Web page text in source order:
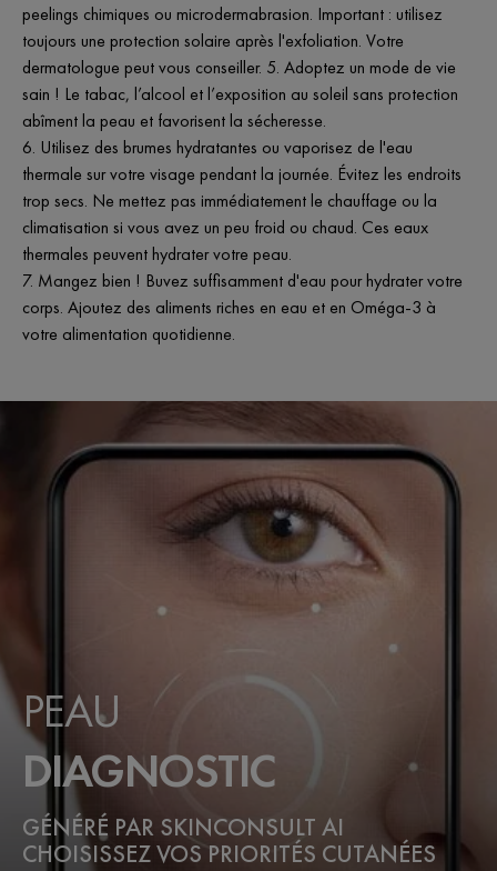
peelings chimiques ou microdermabrasion. Important : utilisez
toujours une protection solaire après l'exfoliation. Votre
dermatologue peut vous conseiller. 5. Adoptez un mode de vie
sain ! Le tabac, l’alcool et l’exposition au soleil sans protection
abîment la peau et favorisent la sécheresse.
6. Utilisez des brumes hydratantes ou vaporisez de l'eau
thermale sur votre visage pendant la journée. Évitez les endroits
trop secs. Ne mettez pas immédiatement le chauffage ou la
climatisation si vous avez un peu froid ou chaud. Ces eaux
thermales peuvent hydrater votre peau.
7. Mangez bien ! Buvez suffisamment d'eau pour hydrater votre
corps. Ajoutez des aliments riches en eau et en Oméga-3 à
votre alimentation quotidienne.
PEAU
DIAGNOSTIC
GÉNÉRÉ PAR SKINCONSULT AI
CHOISISSEZ VOS PRIORITÉS CUTANÉES